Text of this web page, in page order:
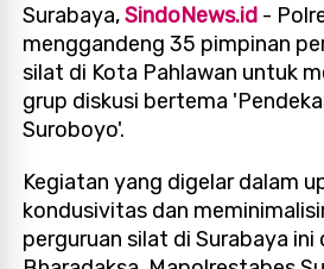
Surabaya,SindoNews.id -
menggandeng 35 pimpinan
silat di Kota Pahlawan untuk
grup diskusi bertema
Suroboyo'.
Kegiatan yang digelar dalam
kondusivitas dan
perguruan silat di Surabaya ini